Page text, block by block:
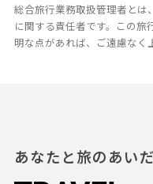
総合旅行業務取扱管理者とは
に関する責任者です。この
明な点があれば、ご遠慮なく
あなたと旅のあいだ